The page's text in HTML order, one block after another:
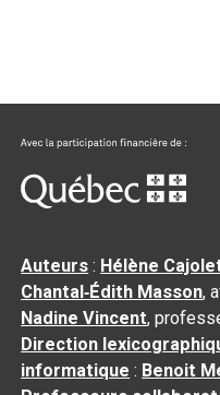
Auteurs : Hélène
Chantal‑Édith Masson,
Nadine Vincent,
Direction
informatique : Benoit